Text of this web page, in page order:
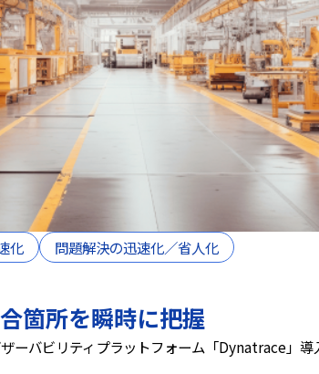
化 問題解決の迅速化／省人化​
箇所を瞬時に把握
ーバビリティプラットフォーム「Dynatrace」導